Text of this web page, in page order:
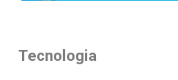
Tecnologia
Tecnologia